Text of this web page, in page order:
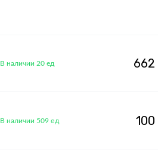
В наличии 20 ед 662
В наличии 509 ед